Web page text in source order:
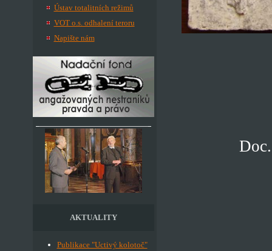
Ústav totalitních režimů
VOT o.s. odhalení teroru
Napište nám
AKTUALITY
Publikace "Uctivý kolotoč"